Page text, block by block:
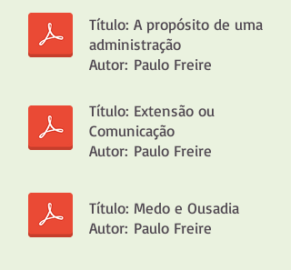
Título: A propósito de uma
administração
Autor: Paulo Freire
Título: Medo e Ousadia
Autor: Paulo Freire
Título: Extensão ou
Comunicação
Autor: Paulo Freire